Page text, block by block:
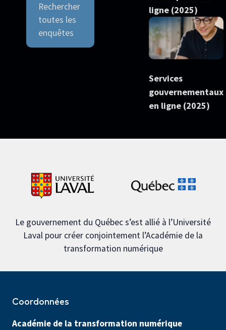
Rechercher
toutes les
enquêtes
ligne (2025)
Services
gouvernementaux
en ligne (2025)
Le gouvernement du Québec s’est allié à l’Université
Laval pour créer conjointement l’Académie de la
transformation numérique
Coordonnées
Académie de la transformation numérique